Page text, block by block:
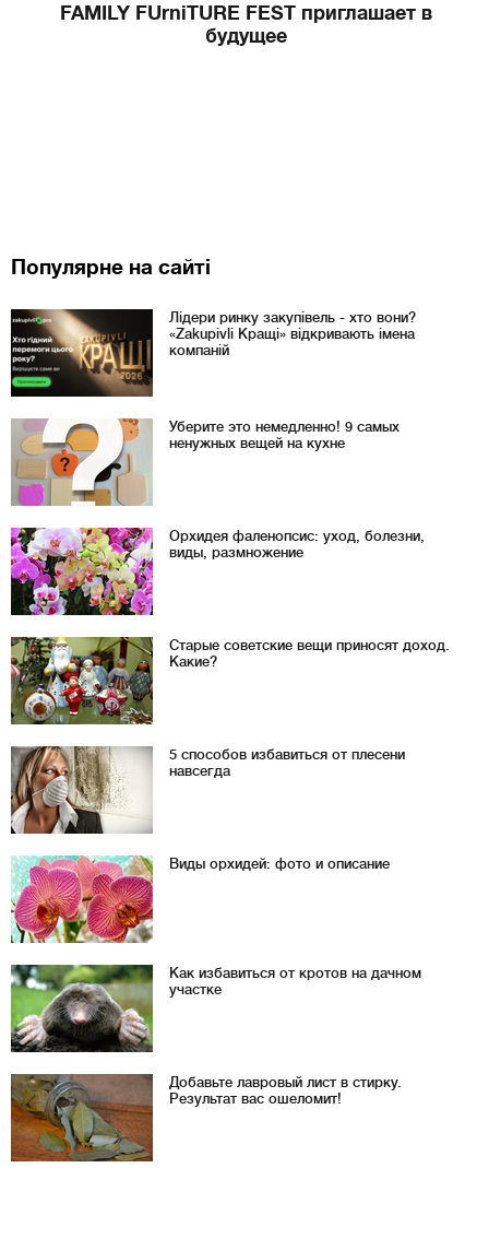
FAMILY FUrniTURE FEST приглашает в
будущее
Популярне на сайті
Лідери ринку закупівель - хто вони?
«Zakupivli Кращі» відкривають імена
компаній
Уберите это немедленно! 9 самых
ненужных вещей на кухне
Орхидея фаленопсис: уход, болезни,
виды, размножение
Старые советские вещи приносят доход.
Какие?
5 способов избавиться от плесени
навсегда
Виды орхидей: фото и описание
Как избавиться от кротов на дачном
участке
Добавьте лавровый лист в стирку.
Результат вас ошеломит!